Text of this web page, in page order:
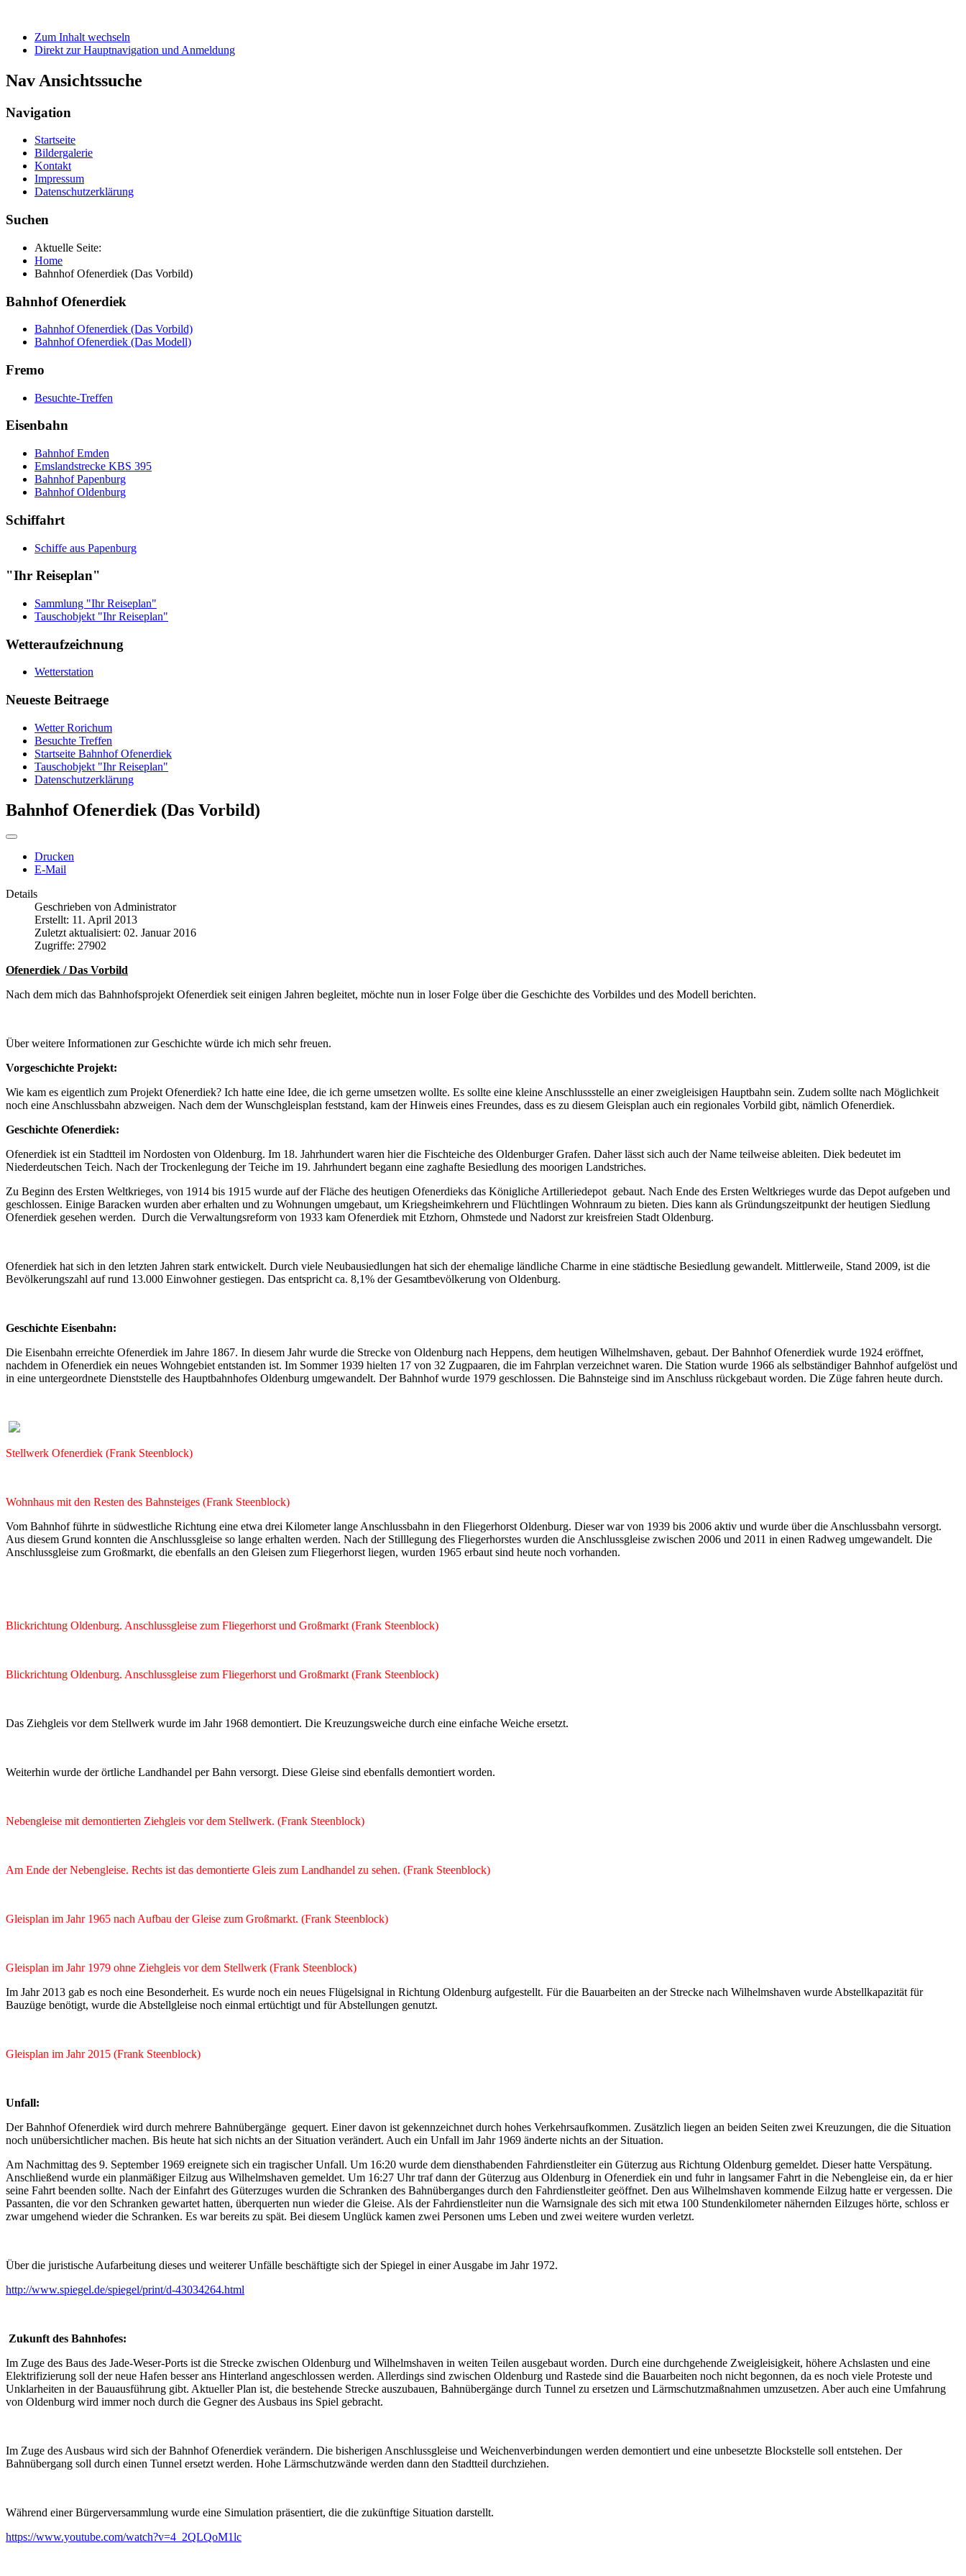
Zum Inhalt wechseln
Direkt zur Hauptnavigation und Anmeldung
Nav Ansichtssuche
Navigation
Startseite
Bildergalerie
Kontakt
Impressum
Datenschutzerklärung
Suchen
Aktuelle Seite:
Home
Bahnhof Ofenerdiek (Das Vorbild)
Bahnhof Ofenerdiek
Bahnhof Ofenerdiek (Das Vorbild)
Bahnhof Ofenerdiek (Das Modell)
Fremo
Besuchte-Treffen
Eisenbahn
Bahnhof Emden
Emslandstrecke KBS 395
Bahnhof Papenburg
Bahnhof Oldenburg
Schiffahrt
Schiffe aus Papenburg
"Ihr Reiseplan"
Sammlung "Ihr Reiseplan"
Tauschobjekt "Ihr Reiseplan"
Wetteraufzeichnung
Wetterstation
Neueste Beitraege
Wetter Rorichum
Besuchte Treffen
Startseite Bahnhof Ofenerdiek
Tauschobjekt "Ihr Reiseplan"
Datenschutzerklärung
Bahnhof Ofenerdiek (Das Vorbild)
Drucken
E-Mail
Details
Geschrieben von Administrator
Erstellt: 11. April 2013
Zuletzt aktualisiert: 02. Januar 2016
Zugriffe: 27902
Ofenerdiek / Das Vorbild
Nach dem mich das Bahnhofsprojekt Ofenerdiek seit einigen Jahren begleitet, möchte nun in loser Folge über die Geschichte des Vorbildes und des Modell berichten.
Über weitere Informationen zur Geschichte würde ich mich sehr freuen.
Vorgeschichte Projekt:
Wie kam es eigentlich zum Projekt Ofenerdiek? Ich hatte eine Idee, die ich gerne umsetzen wollte. Es sollte eine kleine Anschlussstelle an einer zweigleisigen Hauptbahn sein. Zudem sollte nach Möglichkeit
noch eine Anschlussbahn abzweigen. Nach dem der Wunschgleisplan feststand, kam der Hinweis eines Freundes, dass es zu diesem Gleisplan auch ein regionales Vorbild gibt, nämlich Ofenerdiek.
Geschichte Ofenerdiek:
Ofenerdiek ist ein Stadtteil im Nordosten von Oldenburg. Im 18. Jahrhundert waren hier die Fischteiche des Oldenburger Grafen. Daher lässt sich auch der Name teilweise ableiten. Diek bedeutet im
Niederdeutschen Teich. Nach der Trockenlegung der Teiche im 19. Jahrhundert begann eine zaghafte Besiedlung des moorigen Landstriches.
Zu Beginn des Ersten Weltkrieges, von 1914 bis 1915 wurde auf der Fläche des heutigen Ofenerdieks das Königliche Artilleriedepot gebaut. Nach Ende des Ersten Weltkrieges wurde das Depot aufgeben und
geschlossen. Einige Baracken wurden aber erhalten und zu Wohnungen umgebaut, um Kriegsheimkehrern und Flüchtlingen Wohnraum zu bieten. Dies kann als Gründungszeitpunkt der heutigen Siedlung
Ofenerdiek gesehen werden. Durch die Verwaltungsreform von 1933 kam Ofenerdiek mit Etzhorn, Ohmstede und Nadorst zur kreisfreien Stadt Oldenburg.
Ofenerdiek hat sich in den letzten Jahren stark entwickelt. Durch viele Neubausiedlungen hat sich der ehemalige ländliche Charme in eine städtische Besiedlung gewandelt. Mittlerweile, Stand 2009, ist die
Bevölkerungszahl auf rund 13.000 Einwohner gestiegen. Das entspricht ca. 8,1% der Gesamtbevölkerung von Oldenburg.
Geschichte Eisenbahn:
Die Eisenbahn erreichte Ofenerdiek im Jahre 1867. In diesem Jahr wurde die Strecke von Oldenburg nach Heppens, dem heutigen Wilhelmshaven, gebaut. Der Bahnhof Ofenerdiek wurde 1924 eröffnet,
nachdem in Ofenerdiek ein neues Wohngebiet entstanden ist. Im Sommer 1939 hielten 17 von 32 Zugpaaren, die im Fahrplan verzeichnet waren. Die Station wurde 1966 als selbständiger Bahnhof aufgelöst und
in eine untergeordnete Dienststelle des Hauptbahnhofes Oldenburg umgewandelt. Der Bahnhof wurde 1979 geschlossen. Die Bahnsteige sind im Anschluss rückgebaut worden. Die Züge fahren heute durch.
Stellwerk Ofenerdiek (Frank Steenblock)
Wohnhaus mit den Resten des Bahnsteiges (Frank Steenblock)
Vom Bahnhof führte in südwestliche Richtung eine etwa drei Kilometer lange Anschlussbahn in den Fliegerhorst Oldenburg. Dieser war von 1939 bis 2006 aktiv und wurde über die Anschlussbahn versorgt.
Aus diesem Grund konnten die Anschlussgleise so lange erhalten werden. Nach der Stilllegung des Fliegerhorstes wurden die Anschlussgleise zwischen 2006 und 2011 in einen Radweg umgewandelt. Die
Anschlussgleise zum Großmarkt, die ebenfalls an den Gleisen zum Fliegerhorst liegen, wurden 1965 erbaut sind heute noch vorhanden.
Blickrichtung Oldenburg. Anschlussgleise zum Fliegerhorst und Großmarkt (Frank Steenblock)
Blickrichtung Oldenburg. Anschlussgleise zum Fliegerhorst und Großmarkt (Frank Steenblock)
Das Ziehgleis vor dem Stellwerk wurde im Jahr 1968 demontiert. Die Kreuzungsweiche durch eine einfache Weiche ersetzt.
Weiterhin wurde der örtliche Landhandel per Bahn versorgt. Diese Gleise sind ebenfalls demontiert worden.
Nebengleise mit demontierten Ziehgleis vor dem Stellwerk. (Frank Steenblock)
Am Ende der Nebengleise. Rechts ist das demontierte Gleis zum Landhandel zu sehen. (Frank Steenblock)
Gleisplan im Jahr 1965 nach Aufbau der Gleise zum Großmarkt. (Frank Steenblock)
Gleisplan im Jahr 1979 ohne Ziehgleis vor dem Stellwerk (Frank Steenblock)
Im Jahr 2013 gab es noch eine Besonderheit. Es wurde noch ein neues Flügelsignal in Richtung Oldenburg aufgestellt. Für die Bauarbeiten an der Strecke nach Wilhelmshaven wurde Abstellkapazität für
Bauzüge benötigt, wurde die Abstellgleise noch einmal ertüchtigt und für Abstellungen genutzt.
Gleisplan im Jahr 2015 (Frank Steenblock)
Unfall:
Der Bahnhof Ofenerdiek wird durch mehrere Bahnübergänge gequert. Einer davon ist gekennzeichnet durch hohes Verkehrsaufkommen. Zusätzlich liegen an beiden Seiten zwei Kreuzungen, die die Situation
noch unübersichtlicher machen. Bis heute hat sich nichts an der Situation verändert. Auch ein Unfall im Jahr 1969 änderte nichts an der Situation.
Am Nachmittag des 9. September 1969 ereignete sich ein tragischer Unfall. Um 16:20 wurde dem diensthabenden Fahrdienstleiter ein Güterzug aus Richtung Oldenburg gemeldet. Dieser hatte Verspätung.
Anschließend wurde ein planmäßiger Eilzug aus Wilhelmshaven gemeldet. Um 16:27 Uhr traf dann der Güterzug aus Oldenburg in Ofenerdiek ein und fuhr in langsamer Fahrt in die Nebengleise ein, da er hier
seine Fahrt beenden sollte. Nach der Einfahrt des Güterzuges wurden die Schranken des Bahnüberganges durch den Fahrdienstleiter geöffnet. Den aus Wilhelmshaven kommende Eilzug hatte er vergessen. Die
Passanten, die vor den Schranken gewartet hatten, überquerten nun wieder die Gleise. Als der Fahrdienstleiter nun die Warnsignale des sich mit etwa 100 Stundenkilometer nähernden Eilzuges hörte, schloss er
zwar umgehend wieder die Schranken. Es war bereits zu spät. Bei diesem Unglück kamen zwei Personen ums Leben und zwei weitere wurden verletzt.
Über die juristische Aufarbeitung dieses und weiterer Unfälle beschäftigte sich der Spiegel in einer Ausgabe im Jahr 1972.
http://www.spiegel.de/spiegel/print/d-43034264.html
Zukunft des Bahnhofes:
Im Zuge des Baus des Jade-Weser-Ports ist die Strecke zwischen Oldenburg und Wilhelmshaven in weiten Teilen ausgebaut worden. Durch eine durchgehende Zweigleisigkeit, höhere Achslasten und eine
Elektrifizierung soll der neue Hafen besser ans Hinterland angeschlossen werden. Allerdings sind zwischen Oldenburg und Rastede sind die Bauarbeiten noch nicht begonnen, da es noch viele Proteste und
Unklarheiten in der Bauausführung gibt. Aktueller Plan ist, die bestehende Strecke auszubauen, Bahnübergänge durch Tunnel zu ersetzen und Lärmschutzmaßnahmen umzusetzen. Aber auch eine Umfahrung
von Oldenburg wird immer noch durch die Gegner des Ausbaus ins Spiel gebracht.
Im Zuge des Ausbaus wird sich der Bahnhof Ofenerdiek verändern. Die bisherigen Anschlussgleise und Weichenverbindungen werden demontiert und eine unbesetzte Blockstelle soll entstehen. Der
Bahnübergang soll durch einen Tunnel ersetzt werden. Hohe Lärmschutzwände werden dann den Stadtteil durchziehen.
Während einer Bürgerversammlung wurde eine Simulation präsentiert, die die zukünftige Situation darstellt.
https://www.youtube.com/watch?v=4_2QLQoM1lc